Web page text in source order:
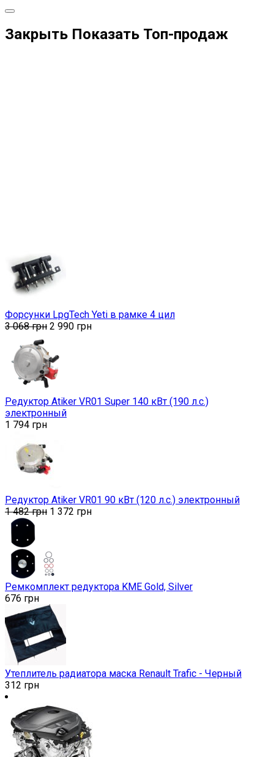
Закрыть Показать Топ-продаж
Форсунки LpgTech Yeti в рамке 4 цил
3 068грн 2 990 грн
Редуктор Atiker VR01 Super 140 кВт (190 л.с.)
электронный
1 794 грн
Редуктор Atiker VR01 90 кВт (120 л.с.) электронный
1 482грн 1 372 грн
Ремкомплект редуктора KME Gold, Silver
676 грн
Утеплитель радиатора маска Renault Trafic - Черный
312 грн